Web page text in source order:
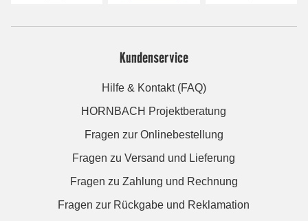
Kundenservice
Hilfe & Kontakt (FAQ)
HORNBACH Projektberatung
Fragen zur Onlinebestellung
Fragen zu Versand und Lieferung
Fragen zu Zahlung und Rechnung
Fragen zur Rückgabe und Reklamation